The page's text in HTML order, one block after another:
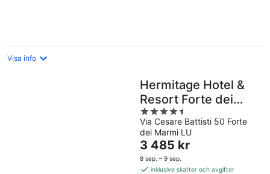
Visa info
Hermitage Hotel &
Resort Forte dei
Marmi – Starhotels
Collezione
4.5
out
of
5
Via Cesare Battisti 50 Forte
dei Marmi LU
Priset
är
3 485 kr
3 485 kr
8 sep. – 9 sep.
inklusive skatter och avgifter